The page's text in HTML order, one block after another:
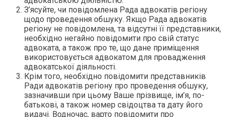
З’ясуйте, чи повідомлена Рада адвокатів регіону
щодо проведення обшуку. Якщо Рада адвокатів
регіону не повідомлена, та відсутні її представники,
необхідно негайно повідомити про свій статус
адвоката, а також про те, що дане приміщення
використовується адвокатом для провадження
адвокатської діяльності.
Крім того, необхідно повідомити представників
Ради адвокатів регіону про проведення обшуку,
зазначивши при цьому Ваше прізвище, ім’я, по-
батькові, а також номер свідоцтва та дату його
видачі. Водночас, варто повідомити про